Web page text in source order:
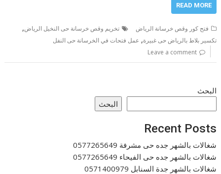
READ MORE
فتح كور وقص خرسانة الرياض تخريم وقص خرسانة حى النخيل الرياض,
تكسير بلاط بالرياض حى غبيرة, عمل فتحات في الخرسانة حى النفل
Leave a comment
البحث
البحث
Recent Posts
شغالات بالشهر جده حى مشرفة 0577265649
شغالات بالشهر جده حى الفيحاء 0577265649
شغالات بالشهر جدة السنابل 0571400979